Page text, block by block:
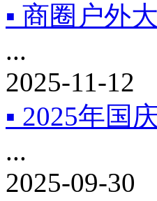
▪ 商圈户外
...
2025-11-12
▪ 2025年国
...
2025-09-30